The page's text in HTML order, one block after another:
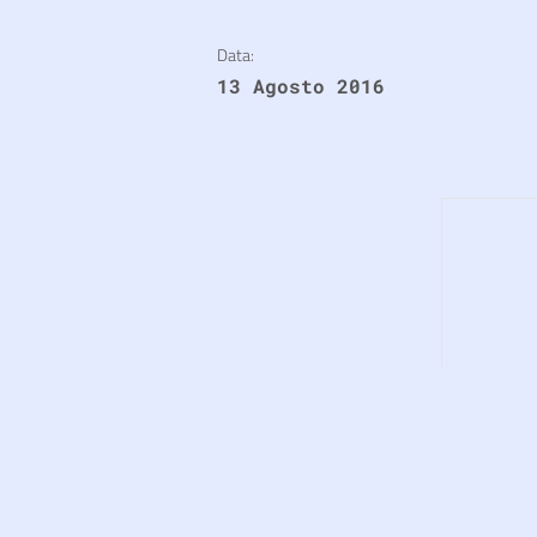
Data:
13 Agosto 2016